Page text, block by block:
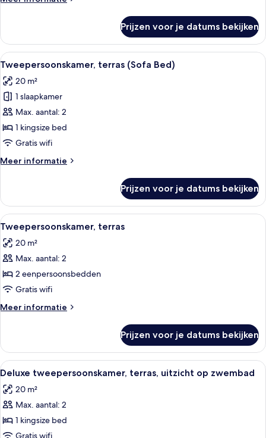
balkon
(Sofa
Bed)
Prijzen voor je datums bekijken
Alle
foto's
voor
Tweepersoonskamer,
terras
(Sofa
Bed)
Een hotelkamer met een bed, een
2
Tweepersoonskamer, terras (Sofa Bed)
20 m²
1 slaapkamer
Max. aantal: 2
1 kingsize bed
Gratis wifi
Meer informatie
Meer
terras
(Sofa
Bed)
Prijzen voor je datums bekijken
Alle
foto's
voor
Tweepersoonskamer,
terras
laden
Een hotelkamer met een groot bed,
4
Tweepersoonskamer, terras
20 m²
Max. aantal: 2
2 eenpersoonsbedden
Gratis wifi
Meer informatie
Meer
terras
Prijzen voor je datums bekijken
Alle
foto's
voor
Deluxe
tweepersoonskamer,
terras,
Een hotelkamer met een bed, een
6
Deluxe tweepersoonskamer, terras, uitzicht op zwembad
20 m²
Max. aantal: 2
1 kingsize bed
Gratis wifi